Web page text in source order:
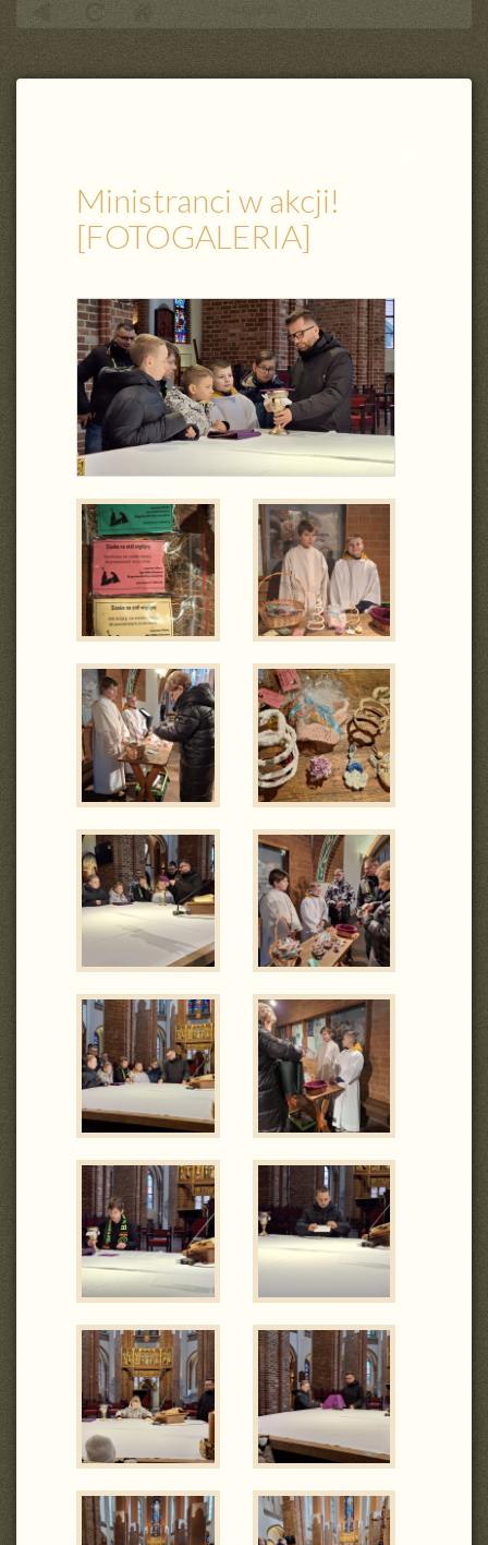
Ministranci w akcji! [FOTOGALERIA]
Ministranci w akcji!
[FOTOGALERIA]